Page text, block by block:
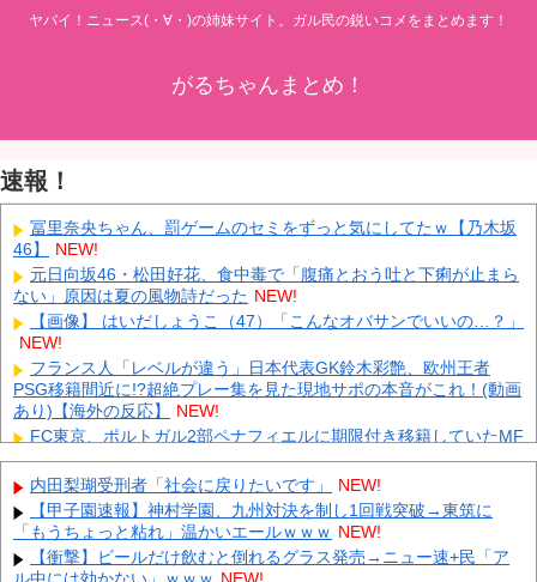
ヤバイ！ニュース(・∀・)の姉妹サイト。ガル民の鋭いコメをまとめます！
がるちゃんまとめ！
速報！
冨里奈央ちゃん、罰ゲームのセミをずっと気にしてたｗ【乃木坂
46】
NEW!
元日向坂46・松田好花、食中毒で「腹痛とおう吐と下痢が止まら
ない」原因は夏の風物詩だった NEW!
【画像】 はいだしょうこ（47）「こんなオバサンでいいの…？」
NEW!
フランス人「レベルが違う」日本代表GK鈴木彩艶、欧州王者
PSG移籍間近に!?超絶プレー集を見た現地サポの本音がこれ！(動画
あり)【海外の反応】
NEW!
FC東京、ポルトガル2部ペナフィエルに期限付き移籍していたMF
安斎颯馬の復帰を発表 「自分にできることを精一杯頑張ります」
NEW!
中国Zbtlink製ルーター20機種にバックドア見つかる 外部から完全
制御のおそれ NEW!
【速報】 毎日新聞のベテラン記者を逮捕 包丁で夫を脅した容疑
NEW!
内田梨瑚受刑者「社会に戻りたいです」
NEW!
【甲子園速報】神村学園、九州対決を制し1回戦突破→東筑に
「もうちょっと粘れ」温かいエールｗｗｗ NEW!
【衝撃】ビールだけ飲むと倒れるグラス発売→ニュー速+民「ア